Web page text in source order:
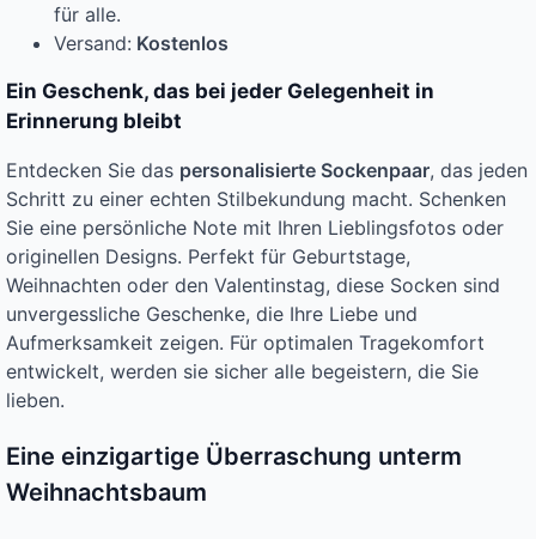
für alle.
Versand: Kostenlos
Ein Geschenk, das bei jeder Gelegenheit in
Erinnerung bleibt
Entdecken Sie das personalisierte Sockenpaar, das jeden
Schritt zu einer echten Stilbekundung macht. Schenken
Sie eine persönliche Note mit Ihren Lieblingsfotos oder
originellen Designs. Perfekt für Geburtstage,
Weihnachten oder den Valentinstag, diese Socken sind
unvergessliche Geschenke, die Ihre Liebe und
Aufmerksamkeit zeigen. Für optimalen Tragekomfort
entwickelt, werden sie sicher alle begeistern, die Sie
lieben.
Eine einzigartige Überraschung unterm
Weihnachtsbaum